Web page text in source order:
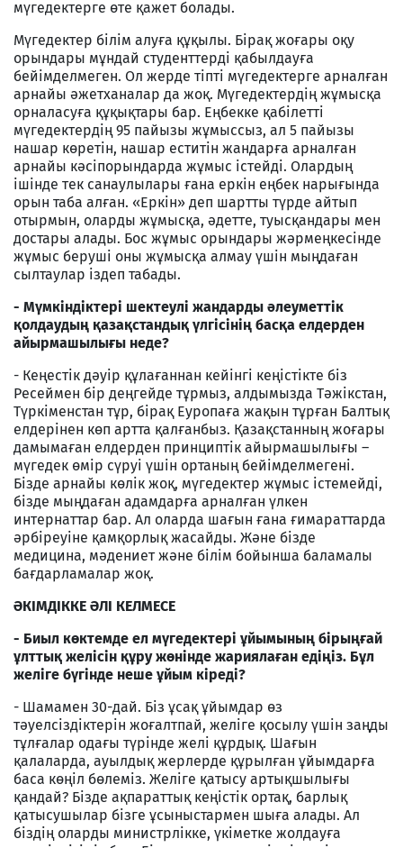
мүгедектерге өте қажет болады.
Мүгедектер білім алуға құқылы. Бірақ жоғары оқу
орындары мұндай студенттерді қабылдауға
бейімделмеген. Ол жерде тіпті мүгедектерге арналған
арнайы әжетханалар да жоқ. Мүгедектердің жұмысқа
орналасуға құқықтары бар. Еңбекке қабілетті
мүгедектердің 95 пайызы жұмыссыз, ал 5 пайызы
нашар көретін, нашар еститін жандарға арналған
арнайы кәсіпорындарда жұмыс істейді. Олардың
ішінде тек санаулылары ғана еркін еңбек нарығында
орын таба алған. «Еркін» деп шартты түрде айтып
отырмын, оларды жұмысқа, әдетте, туысқандары мен
достары алады. Бос жұмыс орындары жәрмеңкесінде
жұмыс беруші оны жұмысқа алмау үшін мыңдаған
сылтаулар іздеп табады.
- Мүмкіндіктері шектеулі жандарды әлеуметтік
қолдаудың қазақстандық үлгісінің басқа елдерден
айырмашылығы неде?
- Кеңестік дәуір құлағаннан кейінгі кеңістікте біз
Ресеймен бір деңгейде тұрмыз, алдымызда Тәжікстан,
Түркіменстан тұр, бірақ Еуропаға жақын тұрған Балтық
елдерінен көп артта қалғанбыз. Қазақстанның жоғары
дамымаған елдерден принциптік айырмашылығы –
мүгедек өмір сүруі үшін ортаның бейімделмегені.
Бізде арнайы көлік жоқ, мүгедектер жұмыс істемейді,
бізде мыңдаған адамдарға арналған үлкен
интернаттар бар. Ал оларда шағын ғана ғимараттарда
әрбіреуіне қамқорлық жасайды. Және бізде
медицина, мәдениет және білім бойынша баламалы
бағдарламалар жоқ.
ӘКІМДІККЕ ӘЛІ КЕЛМЕСЕ
- Биыл көктемде ел мүгедектері ұйымының бірыңғай
ұлттық желісін құру жөнінде жариялаған едіңіз. Бұл
желіге бүгінде неше ұйым кіреді?
- Шамамен 30-дай. Біз ұсақ ұйымдар өз
тәуелсіздіктерін жоғалтпай, желіге қосылу үшін заңды
тұлғалар одағы түрінде желі құрдық. Шағын
қалаларда, ауылдық жерлерде құрылған ұйымдарға
баса көңіл бөлеміз. Желіге қатысу артықшылығы
қандай? Бізде ақпараттық кеңістік ортақ, барлық
қатысушылар бізге ұсыныстармен шыға алады. Ал
біздің оларды министрлікке, үкіметке жолдауға